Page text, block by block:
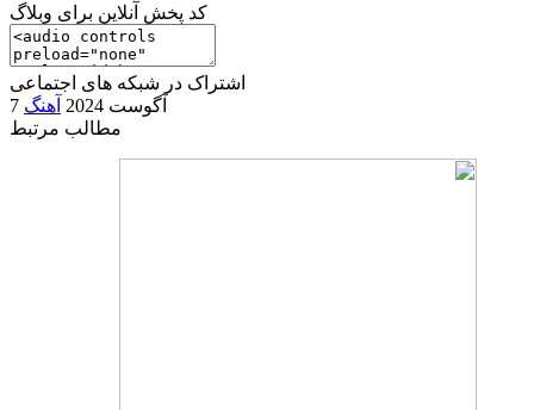
کد پخش آنلاین برای وبلاگ
اشتراک در شبکه های اجتماعی
7 آگوست 2024
آهنگ
مطالب مرتبط